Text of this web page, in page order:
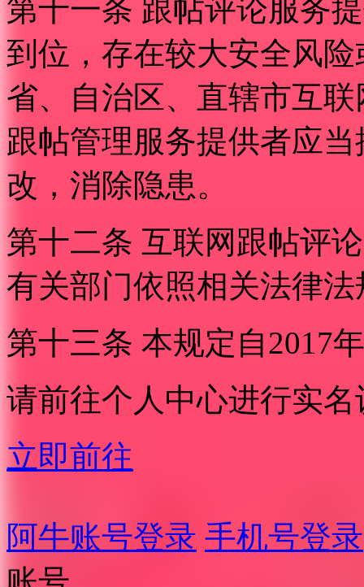
第十一条 跟帖评论服务
到位，存在较大安全风
省、自治区、直辖市互
跟帖管理服务提供者应
改，消除隐患。
第十二条 互联网跟帖评
有关部门依照相关法律
第十三条 本规定自2017
请前往个人中心进行实名
立即前往
阿牛账号登录 手机号登录